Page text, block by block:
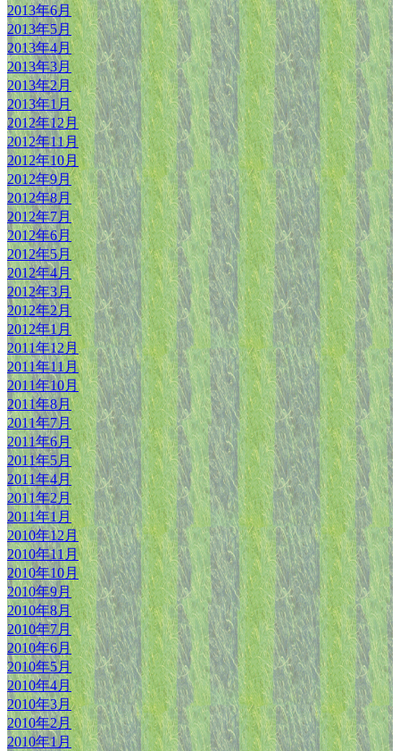
2013年6月
2013年5月
2013年4月
2013年3月
2013年2月
2013年1月
2012年12月
2012年11月
2012年10月
2012年9月
2012年8月
2012年7月
2012年6月
2012年5月
2012年4月
2012年3月
2012年2月
2012年1月
2011年12月
2011年11月
2011年10月
2011年8月
2011年7月
2011年6月
2011年5月
2011年4月
2011年2月
2011年1月
2010年12月
2010年11月
2010年10月
2010年9月
2010年8月
2010年7月
2010年6月
2010年5月
2010年4月
2010年3月
2010年2月
2010年1月